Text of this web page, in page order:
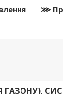
⋙
ГАЗОНУ),